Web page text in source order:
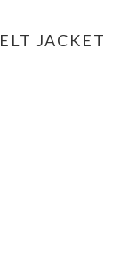
JACKET